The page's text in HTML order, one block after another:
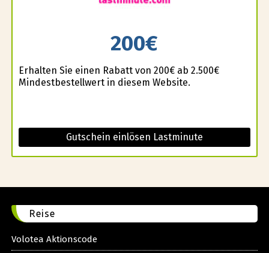
200€
Erhalten Sie einen Rabatt von 200€ ab 2.500€
Mindestbestellwert in diesem Website.
Gutschein einlösen Lastminute
Reise
Volotea Aktionscode